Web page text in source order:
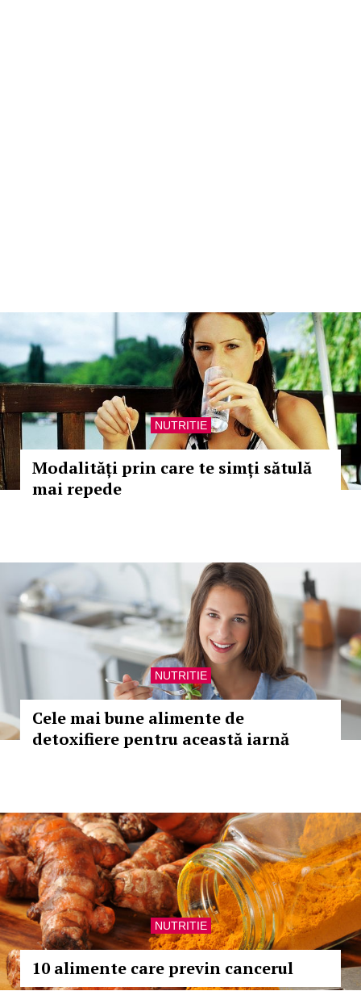
NUTRITIE
Modalități prin care te simți sătulă
mai repede
NUTRITIE
Cele mai bune alimente de
detoxifiere pentru această iarnă
NUTRITIE
10 alimente care previn cancerul